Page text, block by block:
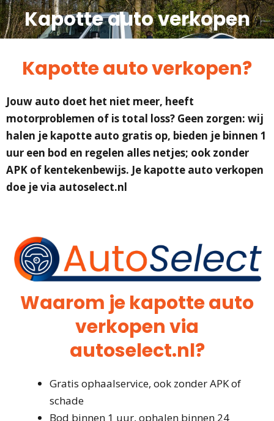
Kapotte auto verkopen
Kapotte auto verkopen?
Jouw auto doet het niet meer, heeft
motorproblemen of is total loss? Geen zorgen: wij
halen je kapotte auto gratis op, bieden je binnen 1
uur een bod en regelen alles netjes; ook zonder
APK of kentekenbewijs. Je kapotte auto verkopen
doe je via autoselect.nl
Waarom je kapotte auto
verkopen via
autoselect.nl?
Gratis ophaalservice, ook zonder APK of
schade
Bod binnen 1 uur, ophalen binnen 24